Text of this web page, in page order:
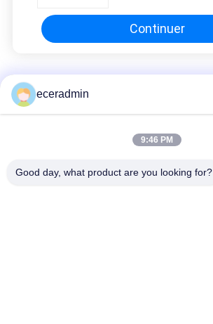
Continuer
Épingles en acier léger
eceradmin
9:46 PM
Good day, what product are you looking for?